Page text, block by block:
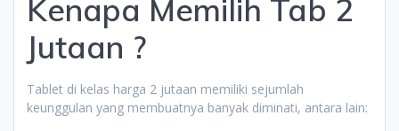
Kenapa Memilih Tab 2
Jutaan ?
Tablet di kelas harga 2 jutaan memiliki sejumlah
keunggulan yang membuatnya banyak diminati, antara lain: